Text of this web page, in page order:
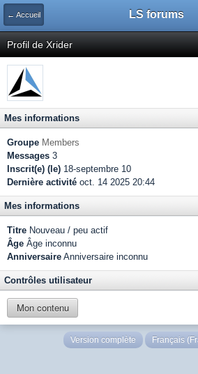
← Accueil LS forums
Profil de Xrider
Mes informations
Groupe Members
Messages 3
Inscrit(e) (le) 18-septembre 10
Dernière activité oct. 14 2025 20:44
Mes informations
Titre Nouveau / peu actif
Âge Âge inconnu
Anniversaire Anniversaire inconnu
Contrôles utilisateur
Mon contenu
Version complète Français